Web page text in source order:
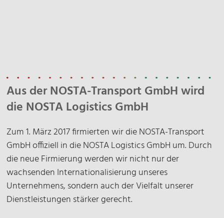
Aus der NOSTA-Transport GmbH wird
die NOSTA Logistics GmbH
Zum 1. März 2017 firmierten wir die NOSTA-Transport
GmbH offiziell in die NOSTA Logistics GmbH um. Durch
die neue Firmierung werden wir nicht nur der
wachsenden Internationalisierung unseres
Unternehmens, sondern auch der Vielfalt unserer
Dienstleistungen stärker gerecht.